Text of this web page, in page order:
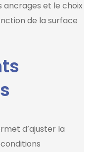
et le choix
de la surface
d’ajuster la